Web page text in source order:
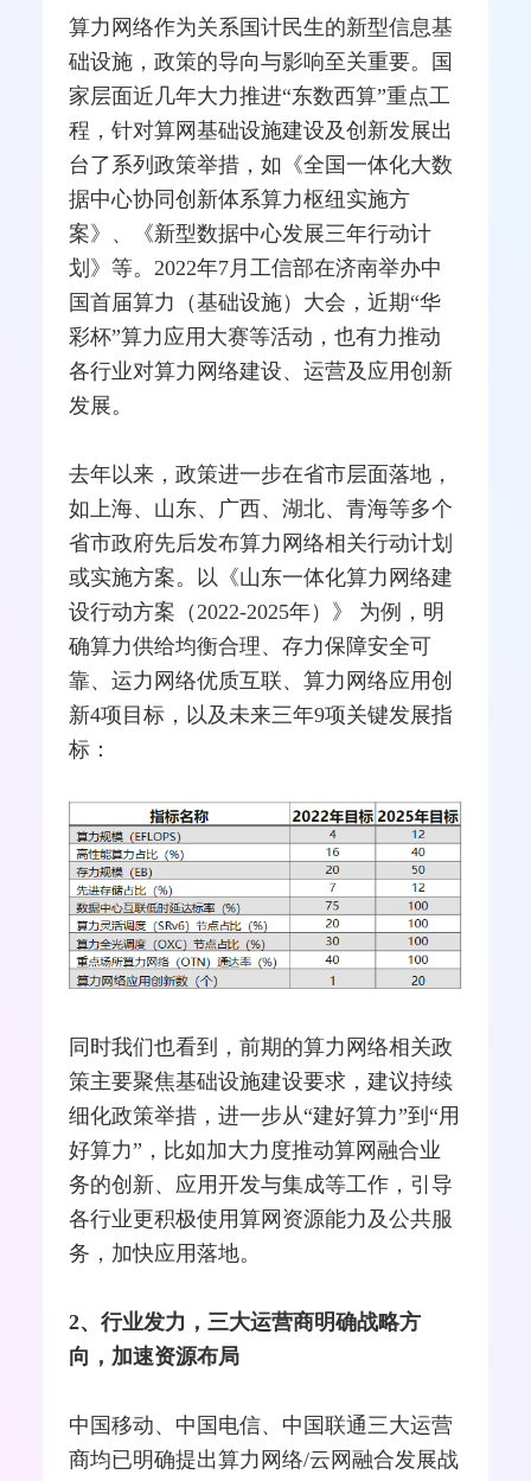
算力网络作为关系国计民生的新型信息基
础设施，政策的导向与影响至关重要。国
家层面近几年大力推进“东数西算”重点工
程，针对算网基础设施建设及创新发展出
台了系列政策举措，如《全国一体化大数
据中心协同创新体系算力枢纽实施方
案》、《新型数据中心发展三年行动计
划》等。2022年7月 工信部在济南举办中
国首届算力（基础设施）大会，近期“华
彩杯”算力应用大赛等活动，也有力推动
各行业对算力网络建设、运营及应用创新
发展。
去年以来，政策进一步在省市层面落地，
如上海、山东、广西、湖北、青海等多个
省市政府先后发布算力网络相关行动计划
或实施方案。以《山东一体化算力网络建
设行动方案（2022-2025年）》 为例，明
确算力供给均衡合理、存力保障安全可
靠、运力网络优质互联、算力网络应用创
新4项目标，以及未来三年9项关键发展指
标：
同时我们也看到，前期的算力网络相关政
策主要聚焦基础设施建设要求，建议持续
细化政策举措，进一步从“建好算力”到“用
好算力”，比如加大力度推动算网融合业
务的创新、应用开发与集成等工作，引导
各行业更积极使用算网资源能力及公共服
务，加快应用落地。
2、行业发力，三大运营商明确战略方
向，加速资源布局
中国移动、 中国电信、 中国联通三大运营
商均已明确提出算力网络/云网融合发展战